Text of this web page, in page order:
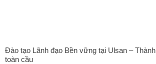
Đào tạo Lãnh đạo Bền vững tại Ulsan –
toàn cầu